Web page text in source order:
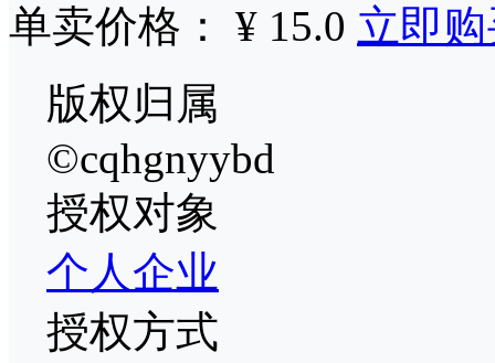
单卖价格： ¥ 15.0 立即
版权归属
©cqhgnyybd
授权对象
个人企业
授权方式